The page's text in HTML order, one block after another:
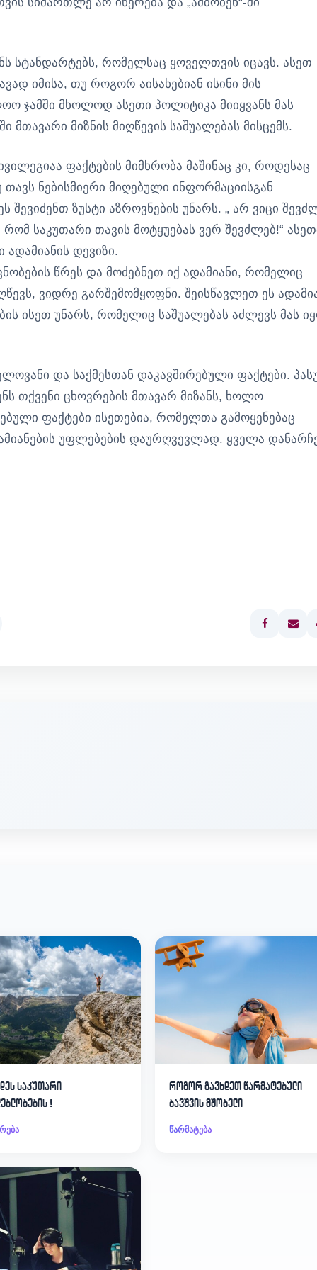
სტანდარტებს, რომელსაც ყოველთვის იცავს. ასეთ
იმისა, თუ როგორ აისახებიან ისინი მის
ჯამში მხოლოდ ასეთი პოლიტიკა მიიყვანს მას
მიზნის მიღწევის საშუალებას მისცემს.
ფაქტების მიმხრობა მაშინაც კი, როდესაც
ნებისმიერი მიღებული ინფორმაციისგან
ზუსტი აზროვნების უნარს. „ არ ვიცი
რომ საკუთარი თავის მოტყუებას ვერ შევძლებ!“
დევიზი.
წრეს და მოძებნეთ იქ ადამიანი, რომელიც
ვიდრე გარშემომყოფნი. შეისწავლეთ ეს
ისეთ უნარს, რომელიც საშუალებას აძლევს მას
და საქმესთან დაკავშირებული ფაქტები.
თქვენი ცხოვრების მთავარ მიზანს, ხოლო
ფაქტები ისეთებია, რომელთა გამოყენებაც
უფლებების დაურღვევლად. ყველა
საკუთარი
!
როგორ გავხდეთ წარმატებული
ბავშვის მშობელი
წარმატება